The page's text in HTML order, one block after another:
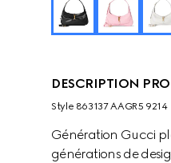
DESCRIPTION
Style ‎863137 AAGR5 9214
Génération Gucci
générations de